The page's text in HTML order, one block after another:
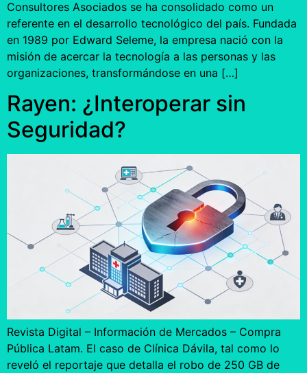
Consultores Asociados se ha consolidado como un
referente en el desarrollo tecnológico del país. Fundada
en 1989 por Edward Seleme, la empresa nació con la
misión de acercar la tecnología a las personas y las
organizaciones, transformándose en una […]
Rayen: ¿Interoperar sin
Seguridad?
Revista Digital – Información de Mercados – Compra
Pública Latam. El caso de Clínica Dávila, tal como lo
reveló el reportaje que detalla el robo de 250 GB de